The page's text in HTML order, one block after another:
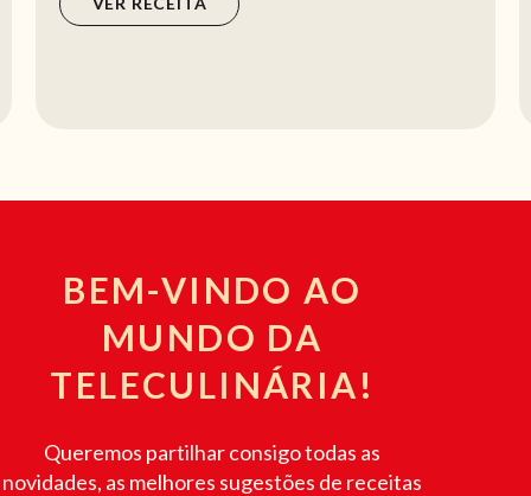
BEM-VINDO AO
MUNDO DA
TELECULINÁRIA!
Queremos partilhar consigo todas as
novidades, as melhores sugestões de receitas